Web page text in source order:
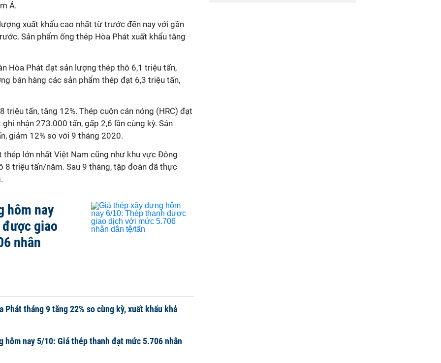
Á.
xuất khẩu cao nhất từ trước đến nay với gần
Sản phẩm ống thép Hòa Phát xuất khẩu tăng
Hòa Phát đạt sản lượng thép thô 6,1 triệu tấn,
bán hàng các sản phẩm thép đạt 6,3 triệu tấn,
triệu tấn, tăng 12%. Thép cuộn cán nóng (HRC) đạt
nhận 273.000 tấn, gấp 2,6 lần cùng kỳ. Sản
giảm 12% so với 9 tháng 2020.
thép lớn nhất Việt Nam cũng như khu vực Đông
8 triệu tấn/năm. Sau 9 tháng, tập đoàn đã thực
hôm nay
giao
nhân
Phát tháng 9 tăng 22% so cùng kỳ, xuất khẩu khả
hôm nay 5/10: Giá thép thanh đạt mức 5.706 nhân